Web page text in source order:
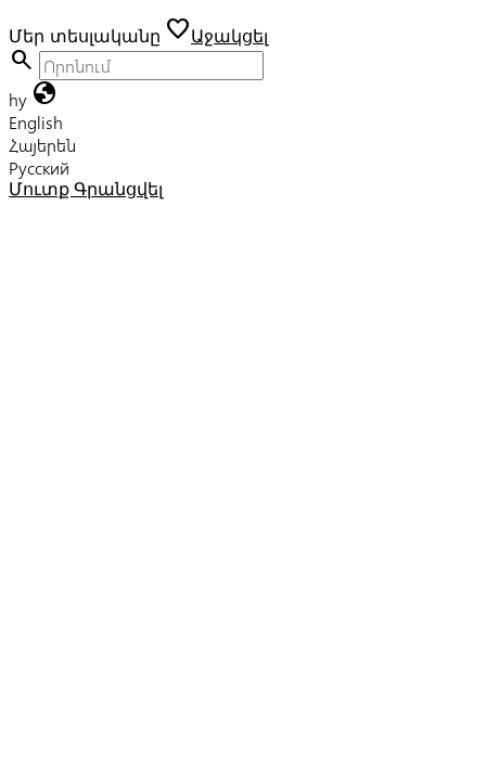
Մեր տեսլականը favoriteԱջակցել
search
hy globe
English
Հայերեն
Русский
Մուտք Գրանցվել